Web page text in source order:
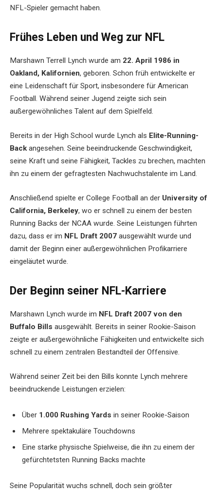
NFL-Spieler gemacht haben.
Frühes Leben und Weg zur NFL
Marshawn Terrell Lynch wurde am 22. April 1986 in
Oakland, Kalifornien, geboren. Schon früh entwickelte er
eine Leidenschaft für Sport, insbesondere für American
Football. Während seiner Jugend zeigte sich sein
außergewöhnliches Talent auf dem Spielfeld.
Bereits in der High School wurde Lynch als Elite-Running-
Backangesehen. Seine beeindruckende Geschwindigkeit,
seine Kraft und seine Fähigkeit, Tackles zu brechen, machten
ihn zu einem der gefragtesten Nachwuchstalente im Land.
Anschließend spielte er College Football an der University of
California, Berkeley, wo er schnell zu einem der besten
Running Backs der NCAA wurde. Seine Leistungen führten
dazu, dass er im NFL Draft 2007 ausgewählt wurde und
damit der Beginn einer außergewöhnlichen Profikarriere
eingeläutet wurde.
Der Beginn seiner NFL-Karriere
Marshawn Lynch wurde im NFL Draft 2007 von den
Buffalo Bills ausgewählt. Bereits in seiner Rookie-Saison
zeigte er außergewöhnliche Fähigkeiten und entwickelte sich
schnell zu einem zentralen Bestandteil der Offensive.
Während seiner Zeit bei den Bills konnte Lynch mehrere
beeindruckende Leistungen erzielen:
Über 1.000 Rushing Yards in seiner Rookie-Saison
Mehrere spektakuläre Touchdowns
Eine starke physische Spielweise, die ihn zu einem der
gefürchtetsten Running Backs machte
Seine Popularität wuchs schnell, doch sein größter